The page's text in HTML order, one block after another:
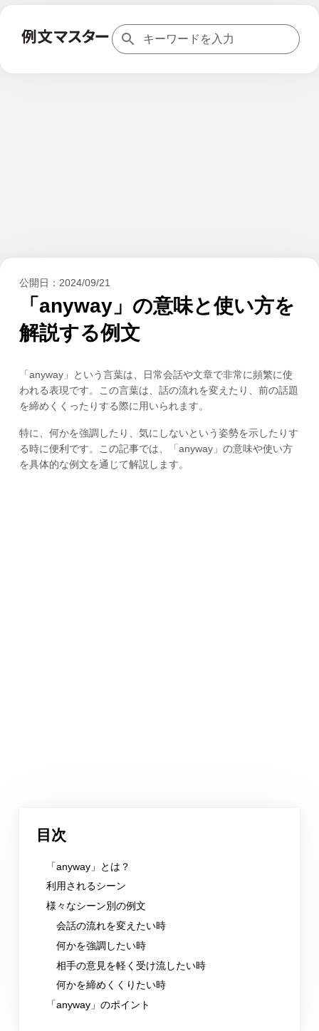
公開日： 2024/09/21
「anyway」の意味と使い方を
解説する例文
「anyway」という言葉は、日常会話や文章で非常に頻繁に使
われる表現です。この言葉は、話の流れを変えたり、前の話題
を締めくくったりする際に用いられます。
特に、何かを強調したり、気にしないという姿勢を示したりす
る時に便利です。この記事では、「anyway」の意味や使い方
を具体的な例文を通じて解説します。
目次
「anyway」とは？
利用されるシーン
様々なシーン別の例文
会話の流れを変えたい時
何かを強調したい時
相手の意見を軽く受け流したい時
何かを締めくくりたい時
「anyway」のポイント